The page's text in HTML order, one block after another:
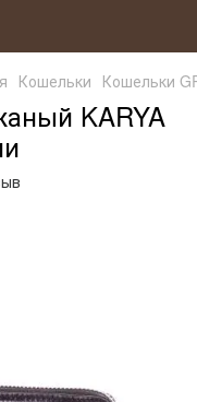
Кошельки Кошельки
KARYA